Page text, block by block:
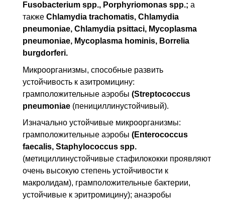
Fusobacterium spp., Porphyriomonas spp.; а
также Chlamydia trachomatis, Chlamydia
pneumoniae, Chlamydia psittaci, Mycoplasma
pneumoniae, Mycoplasma hominis, Borrelia
burgdorferi.
Микроорганизмы, способные развить
устойчивость к азитромицину:
грамположительные аэробы (Streptococcus
pneumoniae (пенициллинустойчивый).
Изначально устойчивые микроорганизмы:
грамположительные аэробы (Enterococcus
faecalis, Staphylococcus spp.
(метициллинустойчивые стафилококки проявляют
очень высокую степень устойчивости к
макролидам), грамположительные бактерии,
устойчивые к эритромицину); анаэробы